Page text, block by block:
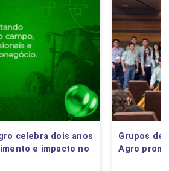
48
E
60
VIEIRA
BEZ BATTI AGUIAR
celebra dois anos
e impacto no
Grupos de
Agro